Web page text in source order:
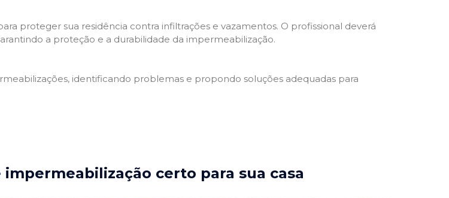
proteger sua residência contra infiltrações e vazamentos. O profissional deverá
a proteção e a durabilidade da impermeabilização.
identificando problemas e propondo soluções adequadas para
certo para sua casa